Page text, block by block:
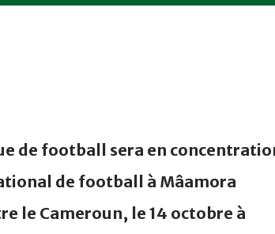
de football sera en
de football à Mâamora
le Cameroun, le 14 octobre à